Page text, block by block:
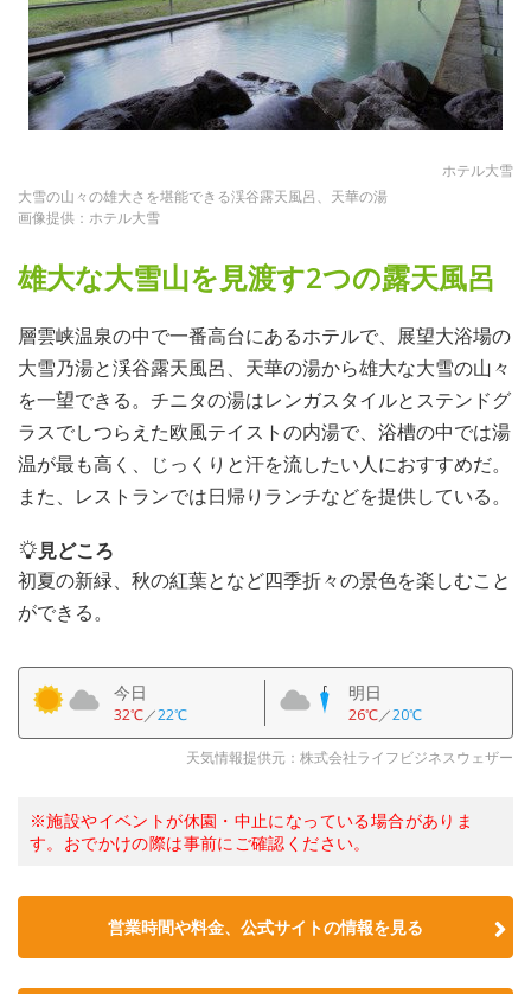
ホテル大雪
大雪の山々の雄大さを堪能できる渓谷露天風呂、天華の湯
画像提供：ホテル大雪
雄大な大雪山を見渡す2つの露天風呂
層雲峡温泉の中で一番高台にあるホテルで、展望大浴場の
大雪乃湯と渓谷露天風呂、天華の湯から雄大な大雪の山々
を一望できる。チニタの湯はレンガスタイルとステンドグ
ラスでしつらえた欧風テイストの内湯で、浴槽の中では湯
温が最も高く、じっくりと汗を流したい人におすすめだ。
また、レストランでは日帰りランチなどを提供している。
見どころ
初夏の新緑、秋の紅葉となど四季折々の景色を楽しむこと
ができる。
今日
32℃／22℃
明日
26℃／20℃
天気情報提供元：株式会社ライフビジネスウェザー
※施設やイベントが休園・中止になっている場合がありま
す。おでかけの際は事前にご確認ください。
営業時間や料金、公式サイトの情報を見る